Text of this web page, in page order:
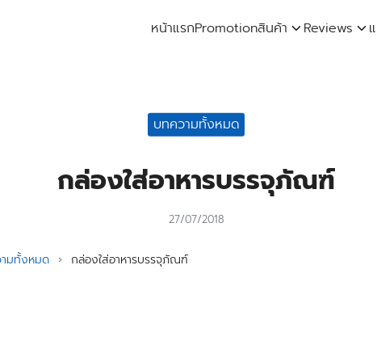
หน้าแรกPromotionสินค้า Reviews
บทความทั้งหมด
กล่องใส่อาหารบรรจุภัณฑ์
27/07/2018
มทั้งหมด › กล่องใส่อาหารบรรจุภัณฑ์